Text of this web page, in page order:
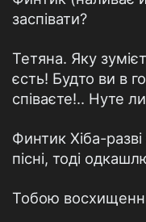
заспівати?
Тетяна. Яку
єсть! Будто ви в
співаєте!.. Нуте
Финтик Хіба-
пісні, тоді
Тобою